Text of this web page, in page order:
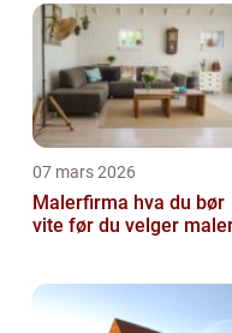
07 mars 2026
Malerfirma hva du bør
vite før du velger